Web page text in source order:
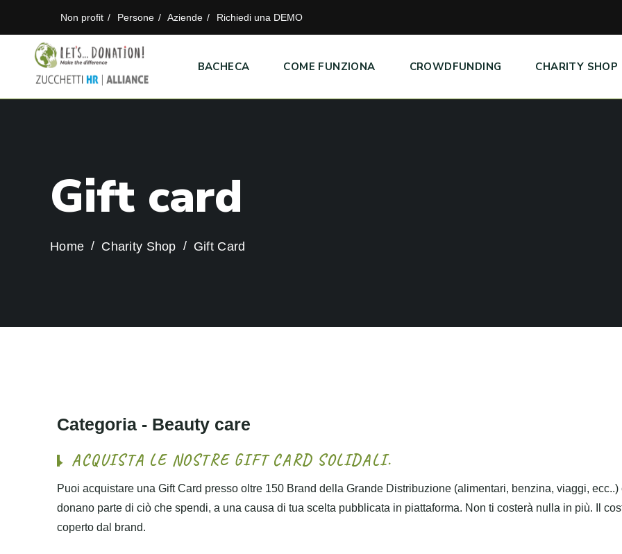
Non profit Persone Aziende Richiedi una DEMO
BACHECA COME FUNZIONA CROWDFUNDING CHARITY SHOP
Gift card
Home Charity Shop Gift Card
Categoria - Beauty care
ACQUISTA LE NOSTRE GIFT CARD SOLIDALI.
Puoi acquistare una Gift Card presso oltre 150 Brand della Grande Distribuzione (alimentari, benzina, viaggi, ecc..)
donano parte di ciò che spendi, a una causa di tua scelta pubblicata in piattaforma. Non ti costerà nulla in più. Il
coperto dal brand.